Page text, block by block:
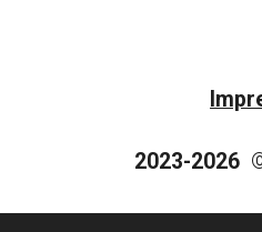
2023-2026